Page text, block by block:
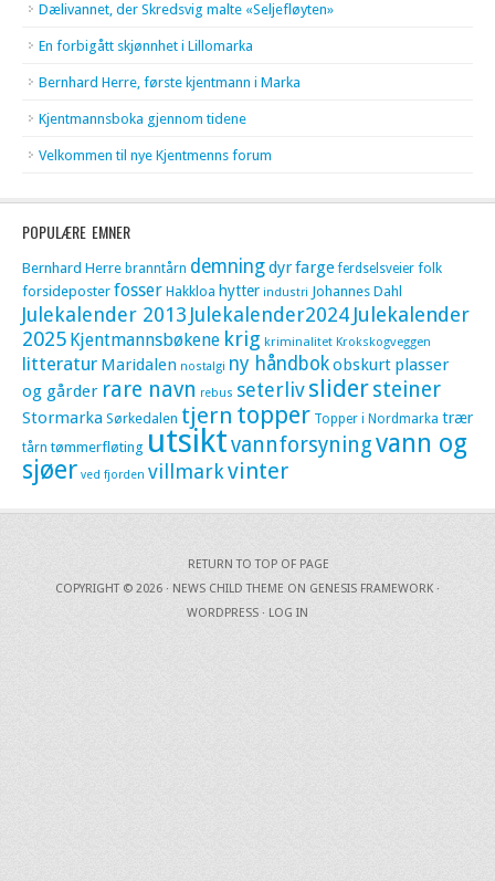
Dælivannet, der Skredsvig malte «Seljefløyten»
En forbigått skjønnhet i Lillomarka
Bernhard Herre, første kjentmann i Marka
Kjentmannsboka gjennom tidene
Velkommen til nye Kjentmenns forum
POPULÆRE EMNER
Bernhard Herre branntårn demningdyrfarge ferdselsveier folk
forsideposter fosser Hakkloa hytter industri Johannes Dahl
Julekalender 2013 Julekalender2024 Julekalender
2025 Kjentmannsbøkene krig kriminalitet Krokskogveggen
litteratur Maridalen nostalgi ny håndbokobskurt plasser
og gårder rare navn rebus seterlivslidersteiner
Stormarka Sørkedalen tjern topper Topper i Nordmarka trær
tårn tømmerfløting utsiktvannforsyningvann og
sjøer ved fjorden villmarkvinter
RETURN TO TOP OF PAGE
COPYRIGHT © 2026 · NEWS CHILD THEME ON GENESIS FRAMEWORK ·
WORDPRESS · LOG IN